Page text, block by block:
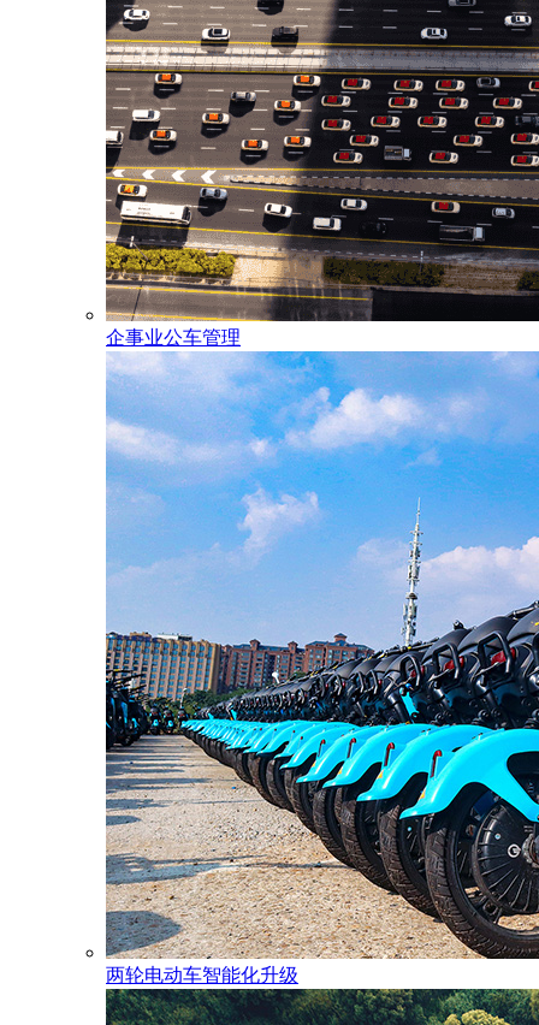
企事业公车管理
两轮电动车智能化升级